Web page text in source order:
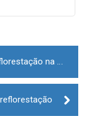
ASE organiza mais uma ação de reflorestação na Serra da Estrela